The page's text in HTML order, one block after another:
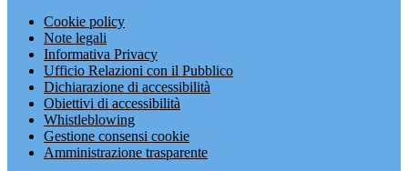
Cookie policy
Note legali
Informativa Privacy
Ufficio Relazioni con il Pubblico
Dichiarazione di accessibilità
Obiettivi di accessibilità
Whistleblowing
Gestione consensi cookie
Amministrazione trasparente